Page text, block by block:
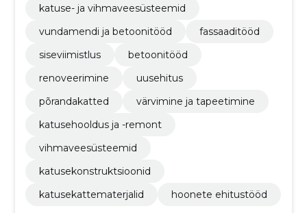
katuse- ja vihmaveesüsteemid
vundamendi ja betoonitööd
fassaaditööd
siseviimistlus
betoonitööd
renoveerimine
uusehitus
põrandakatted
värvimine ja tapeetimine
katusehooldus ja -remont
vihmaveesüsteemid
katusekonstruktsioonid
katusekattematerjalid
hoonete ehitustööd